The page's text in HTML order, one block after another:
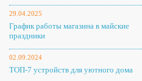
29.04.2025
График работы магазина в майские
праздники
02.09.2024
ТОП-7 устройств для уютного дома